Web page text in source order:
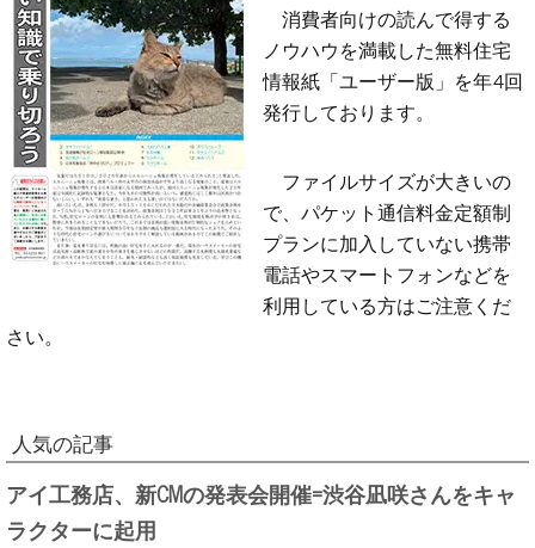
消費者向けの読んで得する
ノウハウを満載した無料住宅
情報紙「ユーザー版」を年4回
発行しております。
ファイルサイズが大きいの
で、パケット通信料金定額制
プランに加入していない携帯
電話やスマートフォンなどを
利用している方はご注意くだ
さい。
人気の記事
アイ工務店、新CMの発表会開催=渋谷凪咲さんをキャ
ラクターに起用